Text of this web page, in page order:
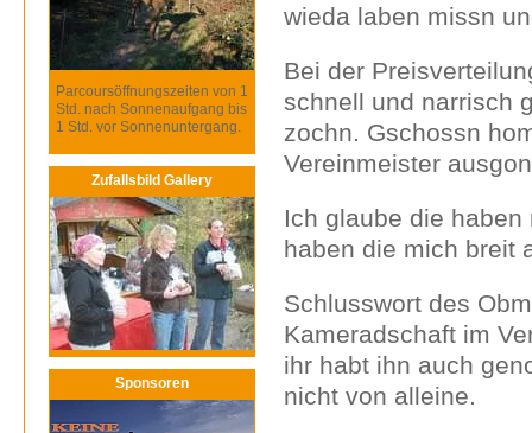
Parcoursöffnungszeiten von 1
Std. nach Sonnenaufgang bis
1 Std. vor Sonnenuntergang.
Zufallsbild Gallery
Sponsoren
wieda laben missn
Bei der
schnell und narrisch
zochn. Gschossn
Vereinmeister
Ich glaube die
haben die mich breit
Schlusswort des
Kameradschaft im
ihr habt ihn auch
nicht von alleine.